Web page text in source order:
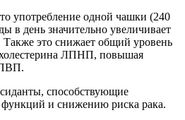
употребление одной чашки (240
в день значительно увеличивает
это снижает общий уровень
холестерина ЛПНП, повышая
способствующие
и снижению риска рака.